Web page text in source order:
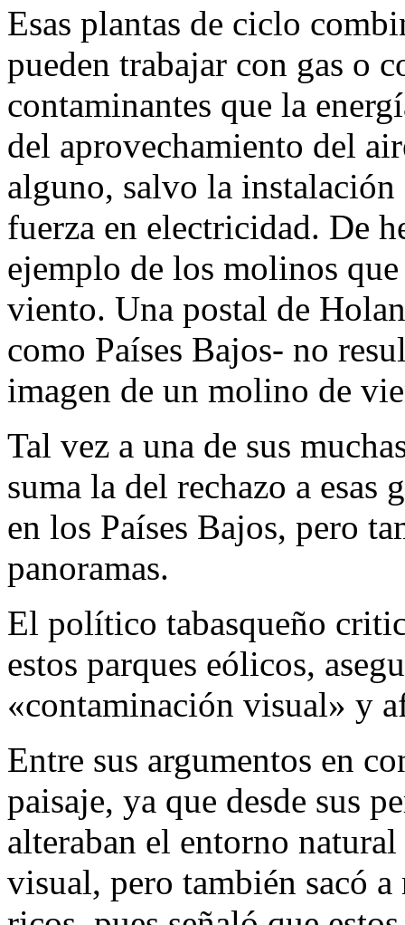
Esas plantas de ciclo
pueden trabajar con gas o
contaminantes que la
del aprovechamiento del
alguno, salvo la instalación
fuerza en electricidad. De
ejemplo de los molinos
viento. Una postal de
como Países Bajos- no
imagen de un molino de
Tal vez a una de sus
suma la del rechazo a esas
en los Países Bajos, pero
panoramas.
El político tabasqueño
estos parques eólicos,
«contaminación visual» y
Entre sus argumentos en
paisaje, ya que desde sus
alteraban el entorno
visual, pero también sacó